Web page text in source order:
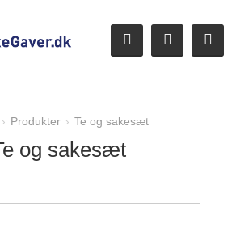
Produkter Te og sakesæt
og sakesæt